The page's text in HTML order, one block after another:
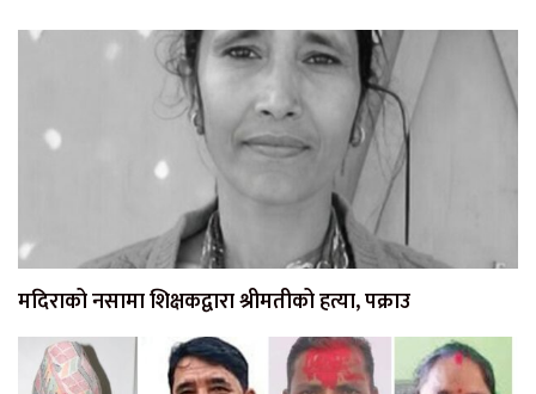
मदिराको नसामा शिक्षकद्वारा श्रीमतीको हत्या, पक्राउ